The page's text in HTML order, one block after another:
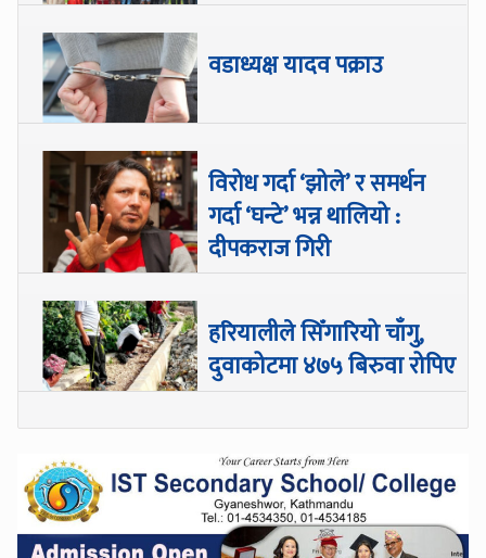
वडाध्यक्ष यादव पक्राउ
विरोध गर्दा ‘झोले’ र समर्थन
गर्दा ‘घन्टे’ भन्न थालियो :
दीपकराज गिरी
हरियालीले सिँगारियो चाँगु,
दुवाकोटमा ४७५ बिरुवा रोपिए